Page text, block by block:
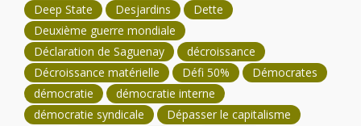
Deep State
Desjardins
Dette
Deuxième guerre mondiale
Déclaration de Saguenay
décroissance
Décroissance matérielle
Défi 50%
Démocrates
démocratie
démocratie interne
démocratie syndicale
Dépasser le capitalisme